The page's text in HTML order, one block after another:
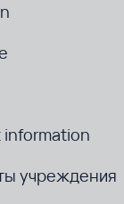
учреждения